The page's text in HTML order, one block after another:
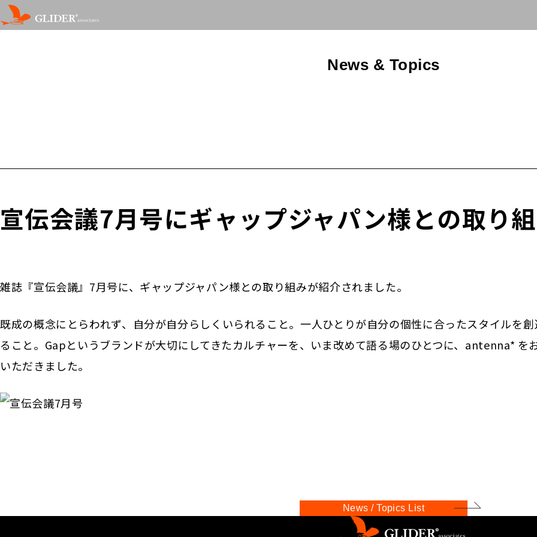
News & Topics
宣伝会議7月号にギャップジャパン様との取り
雑誌『宣伝会議』7月号に、ギャップジャパン様との取り組みが紹介されました。
既成の概念にとらわれず、自分が自分らしくいられること。一人ひとりが自分の個性に合ったスタイルを創
ること。Gapというブランドが大切にしてきたカルチャーを、いま改めて語る場のひとつに、antenna* を
いただきました。
News / Topics List